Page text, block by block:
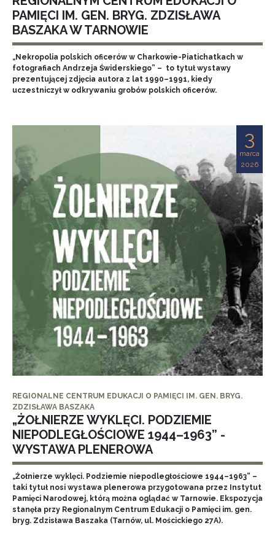
PAMIĘCI IM. GEN. BRYG. ZDZISŁAWA
BASZAKA W TARNOWIE
„Nekropolia polskich oficerów w Charkowie-Piatichatkach w
fotografiach Andrzeja Świderskiego” – to tytuł wystawy
prezentującej zdjęcia autora z lat 1990–1991, kiedy
uczestniczył w odkrywaniu grobów polskich oficerów.
3
marca
2026
REGIONALNE CENTRUM EDUKACJI O PAMIĘCI IM. GEN. BRYG.
ZDZISŁAWA BASZAKA
„ŻOŁNIERZE WYKLĘCI. PODZIEMIE
NIEPODLEGŁOŚCIOWE 1944–1963” -
WYSTAWA PLENEROWA
„Żołnierze wyklęci. Podziemie niepodległościowe 1944–1963” –
taki tytuł nosi wystawa plenerowa przygotowana przez Instytut
Pamięci Narodowej, którą można oglądać w Tarnowie. Ekspozycja
stanęła przy Regionalnym Centrum Edukacji o Pamięci im. gen.
bryg. Zdzisława Baszaka (Tarnów, ul. Mościckiego 27A).